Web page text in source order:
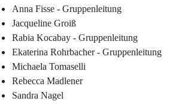
Anna Fisse - Gruppenleitung
Jacqueline Groiß
Rabia Kocabay - Gruppenleitung
Ekaterina Rohrbacher - Gruppenleitung
Michaela Tomaselli
Rebecca Madlener
Sandra Nagel